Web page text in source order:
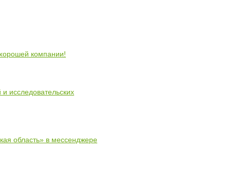
компании!
исследовательских
область» в мессенджере